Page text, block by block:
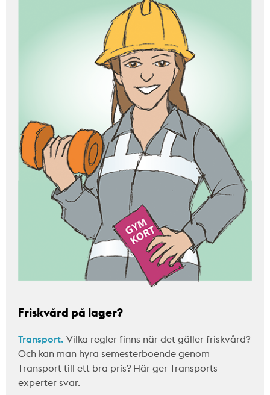
Friskvård på lager?
Transport. Vilka regler finns när det gäller friskvård?
Och kan man hyra semesterboende genom
Transport till ett bra pris? Här ger Transports
experter svar.